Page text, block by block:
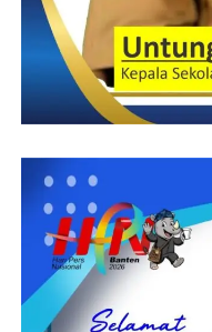
Dari lokasi penemuan
digunakan yakni celana
Post Views: 4